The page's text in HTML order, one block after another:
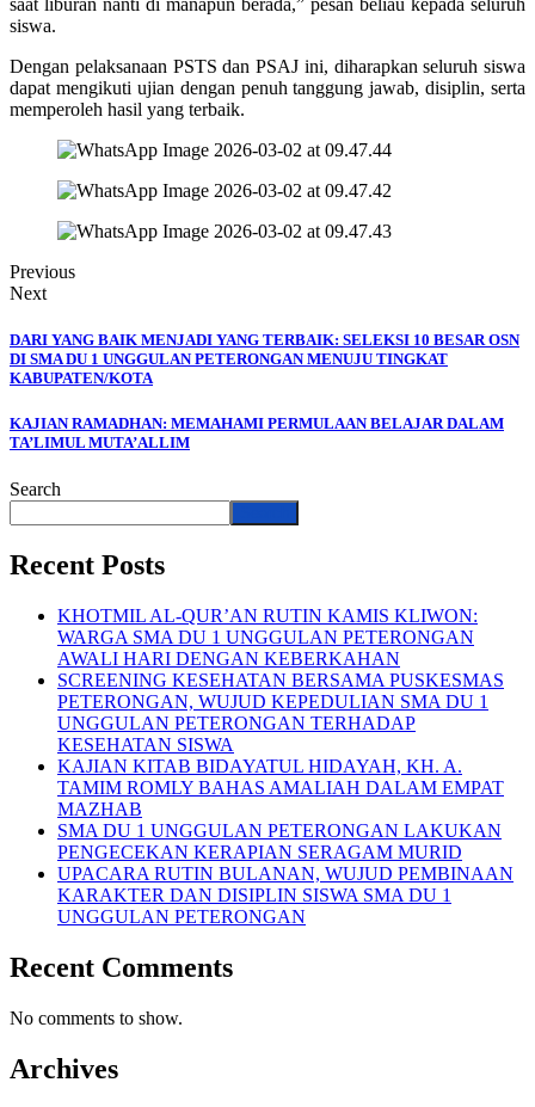
siswa.
Dengan pelaksanaan PSTS dan PSAJ ini, diharapkan seluruh siswa
dapat mengikuti ujian dengan penuh tanggung jawab, disiplin, serta
memperoleh hasil yang terbaik.
Previous
Next
DARI YANG BAIK MENJADI YANG TERBAIK: SELEKSI 10 BESAR OSN
DI SMA DU 1 UNGGULAN PETERONGAN MENUJU TINGKAT
KABUPATEN/KOTA
KAJIAN RAMADHAN: MEMAHAMI PERMULAAN BELAJAR DALAM
TA’LIMUL MUTA’ALLIM
Search
Recent Posts
KHOTMIL AL-QUR’AN RUTIN KAMIS KLIWON:
WARGA SMA DU 1 UNGGULAN PETERONGAN
AWALI HARI DENGAN KEBERKAHAN
SCREENING KESEHATAN BERSAMA PUSKESMAS
PETERONGAN, WUJUD KEPEDULIAN SMA DU 1
UNGGULAN PETERONGAN TERHADAP
KESEHATAN SISWA
KAJIAN KITAB BIDAYATUL HIDAYAH, KH. A.
TAMIM ROMLY BAHAS AMALIAH DALAM EMPAT
MAZHAB
SMA DU 1 UNGGULAN PETERONGAN LAKUKAN
PENGECEKAN KERAPIAN SERAGAM MURID
UPACARA RUTIN BULANAN, WUJUD PEMBINAAN
KARAKTER DAN DISIPLIN SISWA SMA DU 1
UNGGULAN PETERONGAN
Recent Comments
No comments to show.
Archives